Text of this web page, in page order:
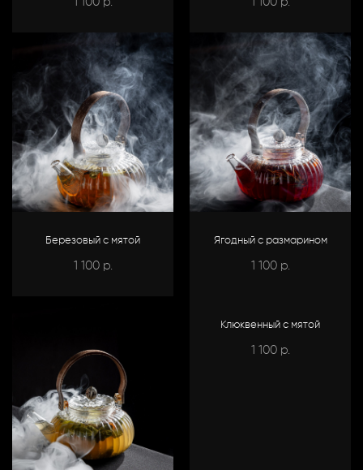
Березовый с мятой
1 100 р.
Ягодный с размарином
1 100 р.
Клюквенный с мятой
1 100 р.